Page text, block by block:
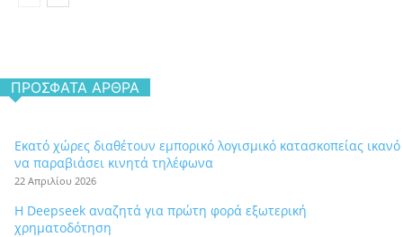
ΠΡΌΣΦΑΤΑ ΆΡΘΡΑ
Εκατό χώρες διαθέτουν εμπορικό λογισμικό κατασκοπείας ικανό
να παραβιάσει κινητά τηλέφωνα
22 Απριλίου 2026
Η Deepseek αναζητά για πρώτη φορά εξωτερική
χρηματοδότηση